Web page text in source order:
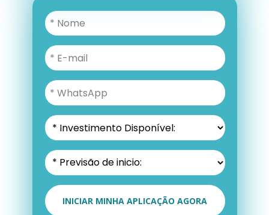
INICIAR MINHA APLICAÇÃO AGORA